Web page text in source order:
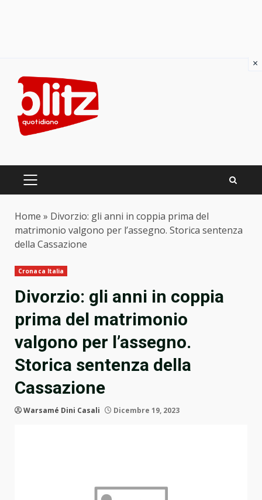
content
PRIMARY
Home » Divorzio: gli anni in coppia prima del
matrimonio valgono per l’assegno. Storica sentenza
della Cassazione
Cronaca Italia
Divorzio: gli anni in coppia
prima del matrimonio
valgono per l’assegno.
Storica sentenza della
Cassazione
Warsamé Dini Casali Dicembre 19, 2023
×